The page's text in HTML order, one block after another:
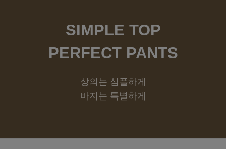
SIMPLE TOP
PERFECT PANTS
상의는 심플하게
바지는 특별하게